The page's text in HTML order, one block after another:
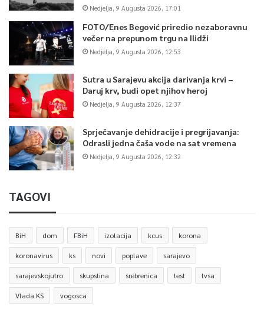
Nedjelja, 9 Augusta 2026, 17:01
FOTO/Enes Begović priredio nezaboravnu
večer na prepunom trgu na Ilidži
Nedjelja, 9 Augusta 2026, 12:53
Sutra u Sarajevu akcija darivanja krvi –
Daruj krv, budi opet njihov heroj
Nedjelja, 9 Augusta 2026, 12:37
Sprječavanje dehidracije i pregrijavanja:
Odrasli jedna čaša vode na sat vremena
Nedjelja, 9 Augusta 2026, 12:32
TAGOVI
BiH dom FBiH izolacija kcus korona
koronavirus ks novi poplave sarajevo
sarajevskojutro skupstina srebrenica test tvsa
Vlada KS vogosca